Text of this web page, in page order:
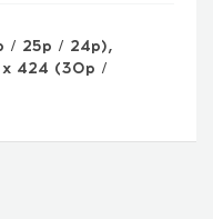
/ 25р / 24р),
424 (30р /